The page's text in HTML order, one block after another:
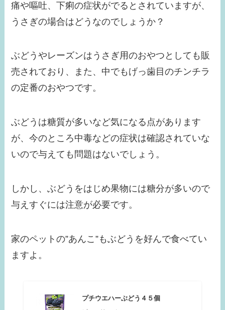
痛や嘔吐、下痢の症状がでるとされていますが、
うさぎの場合はどうなのでしょうか？
ぶどうやレーズンはうさぎ用のおやつとしても販
売されており、また、中でもげっ歯目のチンチラ
の定番のおやつです。
ぶどうは糖質が多いなど気になる点があります
が、今のところ中毒などの症状は確認されていな
いので与えても問題はないでしょう。
しかし、ぶどうをはじめ果物には糖分が多いので
与えすぐには注意が必要です。
家のペットの”あんこ”もぶどうを好んで食べてい
ますよ。
プチウエハーぶどう４５個